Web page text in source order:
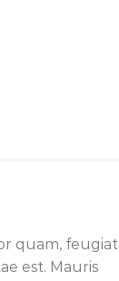
quam, feugiat
est. Mauris